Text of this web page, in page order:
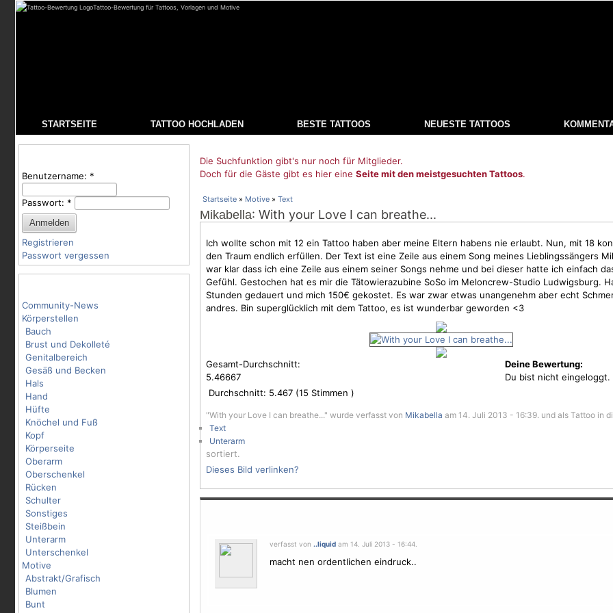
Tattoo-Bewertung für Tattoos, Vorlagen und Motive
STARTSEITE TATTOO HOCHLADEN BESTE TATTOOS NEUESTE TATTOOS
Benutzername: *
Passwort: *
Registrieren
Passwort vergessen
Community-News
Körperstellen
Bauch
Brust und Dekolleté
Genitalbereich
Gesäß und Becken
Hals
Hand
Hüfte
Knöchel und Fuß
Kopf
Körperseite
Oberarm
Oberschenkel
Rücken
Schulter
Sonstiges
Steißbein
Unterarm
Unterschenkel
Motive
Abstrakt/Grafisch
Blumen
Bunt
Die Suchfunktion gibt's nur noch für Mitglieder.
Doch für die Gäste gibt es hier eine Seite mit den meistgesuchten Tattoos.
Startseite » Motive » Text
Mikabella: With your Love I can breathe...
Ich wollte schon mit 12 ein Tattoo haben aber meine Eltern habens nie erlaubt. Nun, mit 18
den Traum endlich erfüllen. Der Text ist eine Zeile aus einem Song meines Lieblingssängers
war klar dass ich eine Zeile aus einem seiner Songs nehme und bei dieser hatte ich einfach
Gefühl. Gestochen hat es mir die Tätowierazubine SoSo im Meloncrew-Studio Ludwigsburg.
Stunden gedauert und mich 150€ gekostet. Es war zwar etwas unangenehm aber echt
andres. Bin superglücklich mit dem Tattoo, es ist wunderbar geworden <3
Gesamt-Durchschnitt:
5.46667
Durchschnitt: 5.467 (15 Stimmen )
Deine Bewertung:
Du bist nicht eingeloggt.
"With your Love I can breathe..." wurde verfasst von Mikabella am 14. Juli 2013 - 16:39. und als Tattoo in
Text
Unterarm
sortiert.
Dieses Bild verlinken?
verfasst von ..liquidam 14. Juli 2013 - 16:44.
macht nen ordentlichen eindruck..